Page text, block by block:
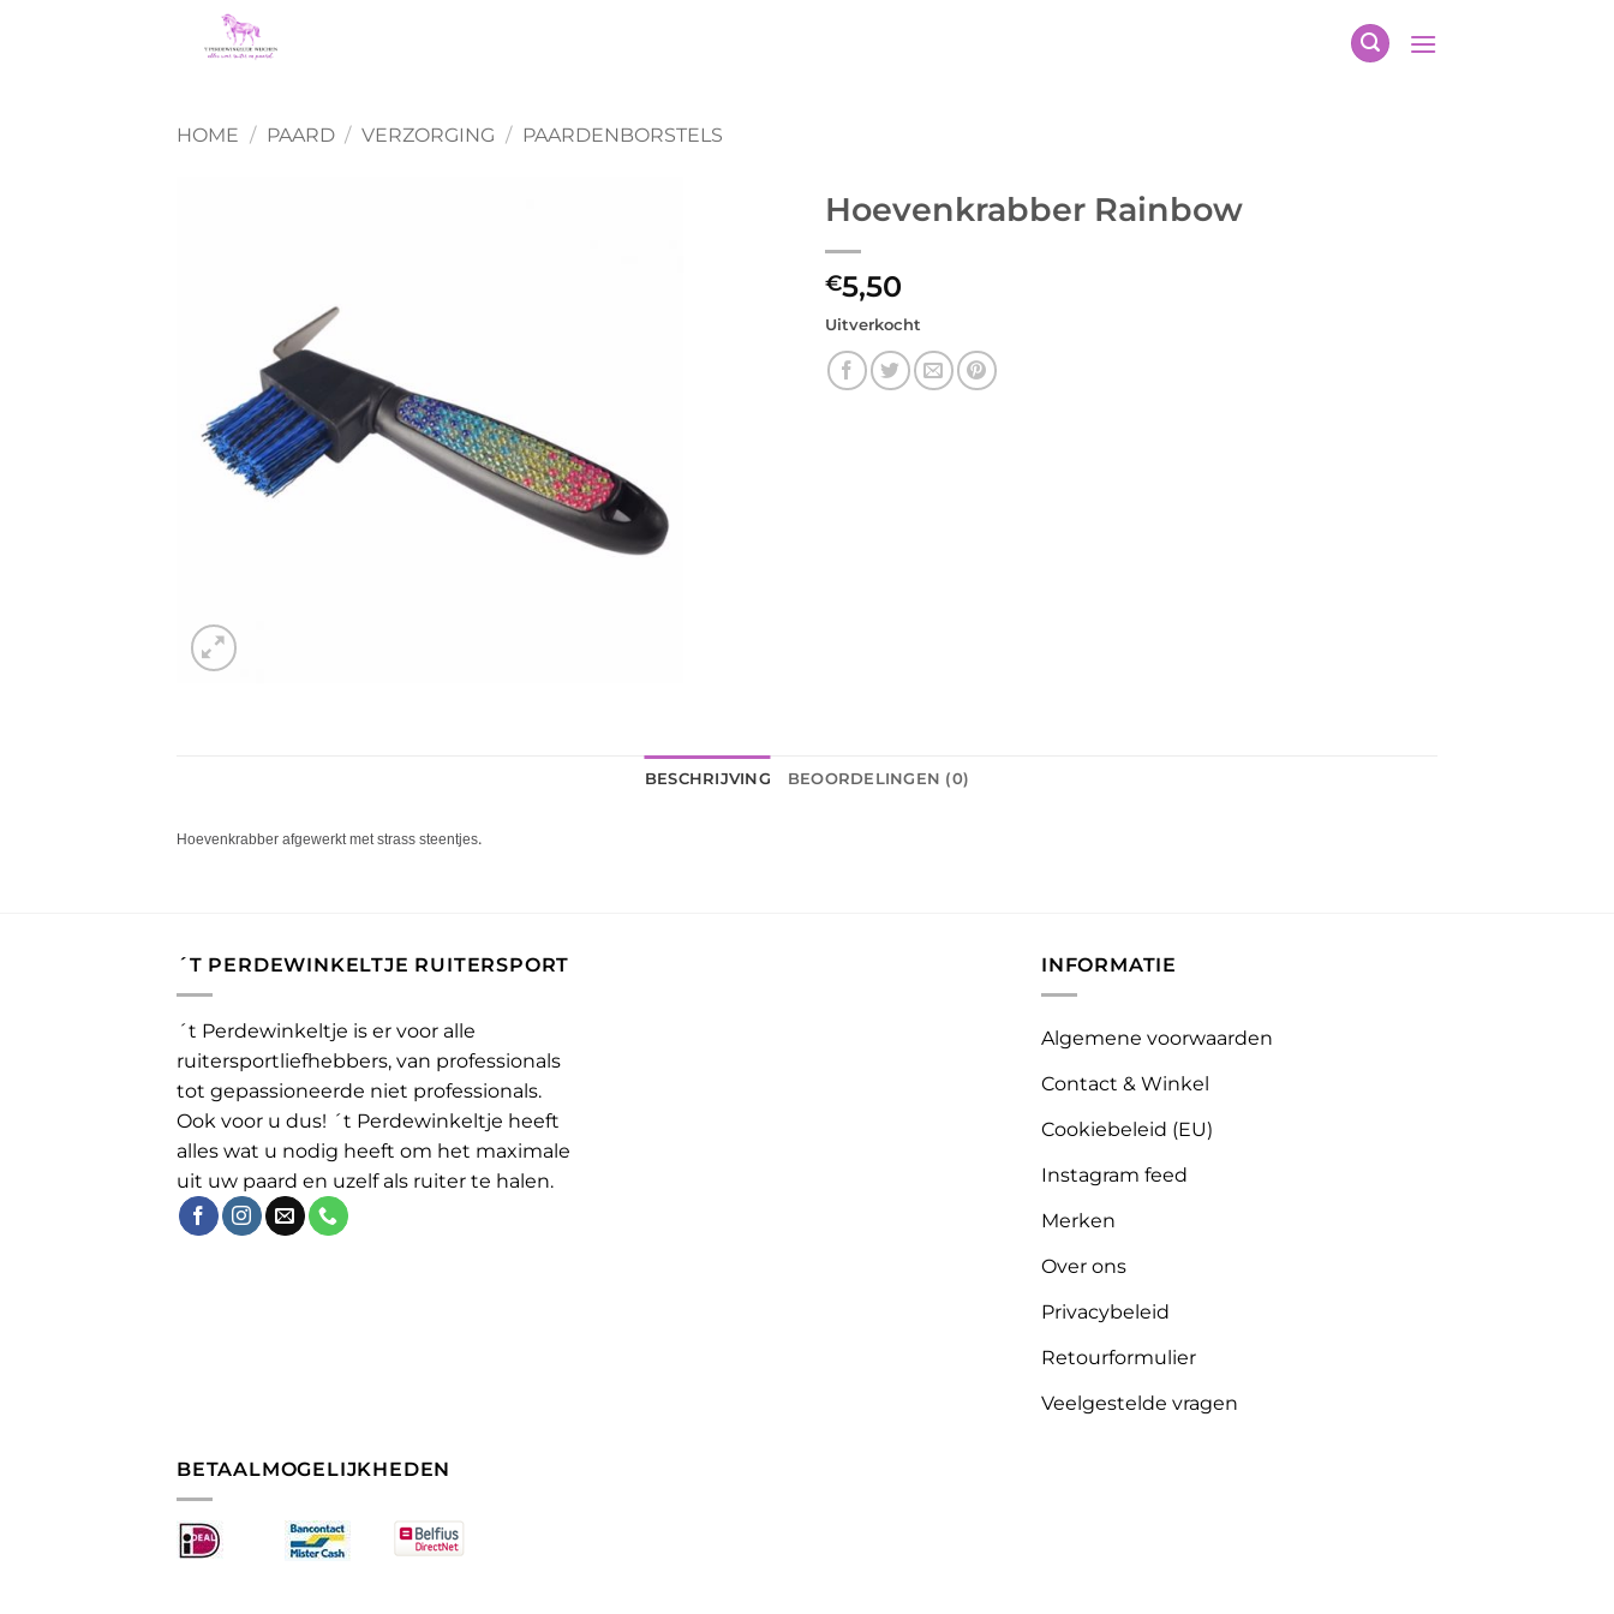
HOME / PAARD / VERZORGING / PAARDENBORSTELS
Hoevenkrabber Rainbow
€5,50
Uitverkocht
BESCHRIJVING BEOORDELINGEN (0)
Hoevenkrabber afgewerkt met strass steentjes.
´T PERDEWINKELTJE RUITERSPORT
´t Perdewinkeltje is er voor alle
ruitersportliefhebbers, van professionals
tot gepassioneerde niet professionals.
Ook voor u dus! ´t Perdewinkeltje heeft
alles wat u nodig heeft om het maximale
uit uw paard en uzelf als ruiter te halen.
INFORMATIE
Algemene voorwaarden
Contact & Winkel
Cookiebeleid (EU)
Instagram feed
Merken
Over ons
Privacybeleid
Retourformulier
Veelgestelde vragen
BETAALMOGELIJKHEDEN